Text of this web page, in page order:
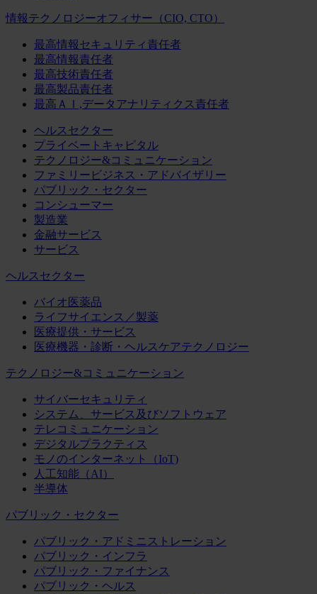
情報テクノロジーオフィサー（CIO, CTO）
最高情報セキュリティ責任者
最高情報責任者
最高技術責任者
最高製品責任者
最高ＡＩ,データアナリティクス責任者
ヘルスセクター
プライベートキャピタル
テクノロジー&コミュニケーション
ファミリービジネス・アドバイザリー
パブリック・セクター
コンシューマー
製造業
金融サービス
サービス
ヘルスセクター
バイオ医薬品
ライフサイエンス／製薬
医療提供・サービス
医療機器・診断・ヘルスケアテクノロジー
テクノロジー&コミュニケーション
サイバーセキュリティ
システム、サービス及びソフトウェア
テレコミュニケーション
デジタルプラクティス
モノのインターネット（IoT)
人工知能（AI）
半導体
パブリック・セクター
パブリック・アドミニストレーション
パブリック・インフラ
パブリック・ファイナンス
パブリック・ヘルス